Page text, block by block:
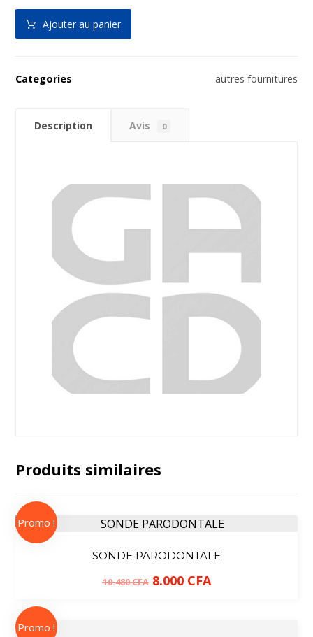
Ajouter au panier
Categories autres fournitures
Description Avis 0
Produits similaires
SONDE PARODONTALE
10.480CFA 8.000 CFA
Promo !
Promo !